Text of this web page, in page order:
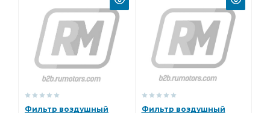
Фильтр воздушный
Фильтр воздушный